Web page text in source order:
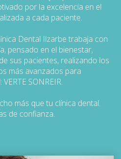
por la excelencia en el
a cada paciente.
Dental Ilzarbe trabaja con
pensado en el bienestar,
sus pacientes, realizando los
más avanzados para
SONREIR.
más que tu clínica dental.
de confianza.